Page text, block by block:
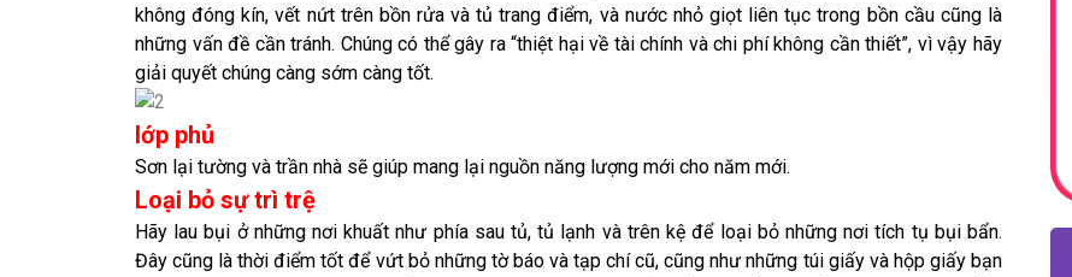
không đóng kín, vết nứt trên bồn rửa và tủ trang điểm, và nước nhỏ giọt liên tục trong bồn cầu cũng là
những vấn đề cần tránh. Chúng có thể gây ra “thiệt hại về tài chính và chi phí không cần thiết”, vì vậy hãy
giải quyết chúng càng sớm càng tốt.
lớp phủ
Sơn lại tường và trần nhà sẽ giúp mang lại nguồn năng lượng mới cho năm mới.
Loại bỏ sự trì trệ
Hãy lau bụi ở những nơi khuất như phía sau tủ, tủ lạnh và trên kệ để loại bỏ những nơi tích tụ bụi bẩn.
Đây cũng là thời điểm tốt để vứt bỏ những tờ báo và tạp chí cũ, cũng như những túi giấy và hộp giấy bạn